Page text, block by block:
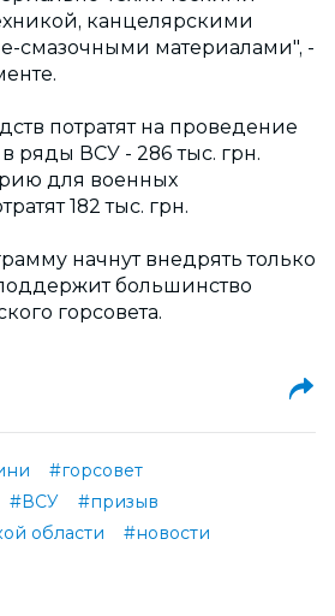
канцелярскими
смазочными материалами", -
потратят на проведение
ряды ВСУ - 286 тыс. грн.
для военных
182 тыс. грн.
начнут внедрять только
большинство
горсовета.
#горсовет
#ВСУ
#призыв
области
#новости